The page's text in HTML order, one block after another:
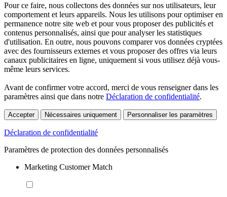
Pour ce faire, nous collectons des données sur nos utilisateurs, leur
comportement et leurs appareils. Nous les utilisons pour optimiser en
permanence notre site web et pour vous proposer des publicités et
contenus personnalisés, ainsi que pour analyser les statistiques
d'utilisation. En outre, nous pouvons comparer vos données cryptées
avec des fournisseurs externes et vous proposer des offres via leurs
canaux publicitaires en ligne, uniquement si vous utilisez déjà vous-
même leurs services.
Avant de confirmer votre accord, merci de vous renseigner dans les
paramètres ainsi que dans notre Déclaration de confidentialité.
Accepter Nécessaires uniquement Personnaliser les paramètres
Déclaration de confidentialité
Paramètres de protection des données personnalisés
Marketing Customer Match